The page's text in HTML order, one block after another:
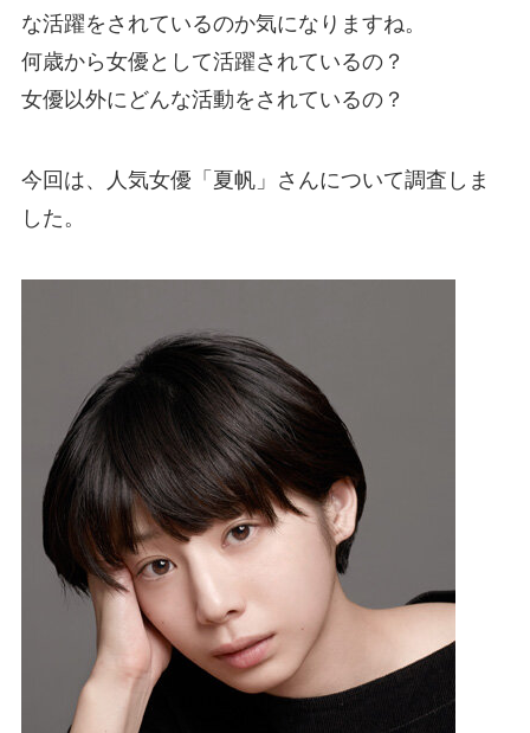
な活躍をされているのか気になりますね。
何歳から女優として活躍されているの？
女優以外にどんな活動をされているの？
今回は、人気女優「夏帆」さんについて調査しま
した。